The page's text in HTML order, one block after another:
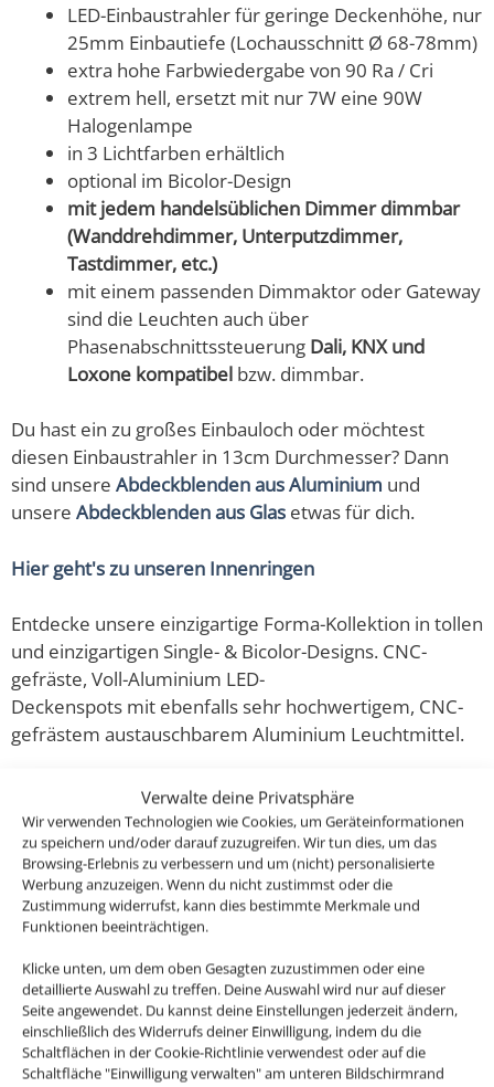
Verwalte deine Privatsphäre
Wir verwenden Technologien wie Cookies, um Geräteinformationen
zu speichern und/oder darauf zuzugreifen. Wir tun dies, um das
Browsing-Erlebnis zu verbessern und um (nicht) personalisierte
Werbung anzuzeigen. Wenn du nicht zustimmst oder die
Zustimmung widerrufst, kann dies bestimmte Merkmale und
Funktionen beeinträchtigen.
Klicke unten, um dem oben Gesagten zuzustimmen oder eine
detaillierte Auswahl zu treffen. Deine Auswahl wird nur auf dieser
Seite angewendet. Du kannst deine Einstellungen jederzeit ändern,
einschließlich des Widerrufs deiner Einwilligung, indem du die
Schaltflächen in der Cookie-Richtlinie verwendest oder auf die
Schaltfläche "Einwilligung verwalten" am unteren Bildschirmrand
LED-Einbaustrahler für geringe Deckenhöhe, nur
25mm Einbautiefe (Lochausschnitt Ø 68-78mm)
extra hohe Farbwiedergabe von 90 Ra / Cri
extrem hell, ersetzt mit nur 7W eine 90W
Halogenlampe
in 3 Lichtfarben erhältlich
optional im Bicolor-Design
mit jedem handelsüblichen Dimmer dimmbar
(Wanddrehdimmer, Unterputzdimmer,
Tastdimmer, etc.)
mit einem passenden Dimmaktor oder Gateway
sind die Leuchten auch über
Phasenabschnittssteuerung Dali, KNX und
Loxone kompatibel bzw. dimmbar.
Du hast ein zu großes Einbauloch oder möchtest
diesen Einbaustrahler in 13cm Durchmesser? Dann
sind unsere Abdeckblenden aus Aluminium und
unsere Abdeckblenden aus Glas etwas für dich.
Hier geht's zu unseren Innenringen
Entdecke unsere einzigartige Forma-Kollektion in tollen
und einzigartigen Single- & Bicolor-Designs. CNC-
gefräste, Voll-Aluminium LED-
Deckenspots mit ebenfalls sehr hochwertigem, CNC-
gefrästem austauschbarem Aluminium Leuchtmittel.
Diese ultra flachen, dimmbaren LED-Einbaustrahler im
Chrom-polierten Design sehen nicht nur super edel &
modern aus, sondern erzeugen auch ein helles und
sehr angenehmes Licht für deine Wohnräume und das
mit 80-90% weniger Energieverbrauch im Gegensatz
zu den alten Halogenlampen. Diese Strahler haben
zudem eine höhere Farbwiedergabe als die meisten
LED’s von 90 Ra / Cri.